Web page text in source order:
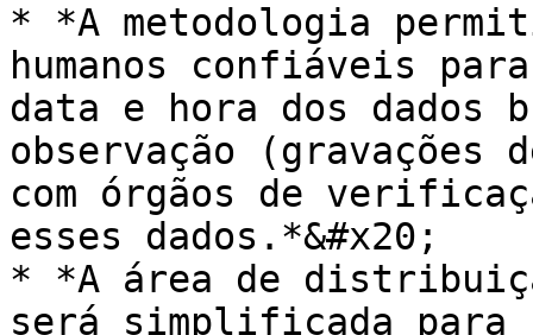
* *A metodologia
humanos confiáveis
data e hora dos dados
observação (gravações
com órgãos de
esses dados.*&#x20;
* *A área de
será simplificada para